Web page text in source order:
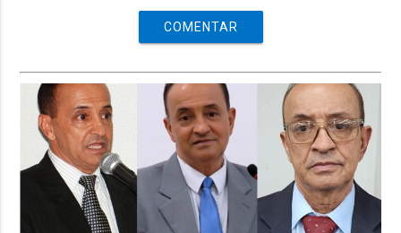
COMENTAR